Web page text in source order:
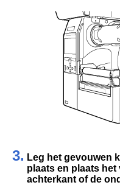
3. Leg het gevouwen
plaats en plaats
achterkant of de